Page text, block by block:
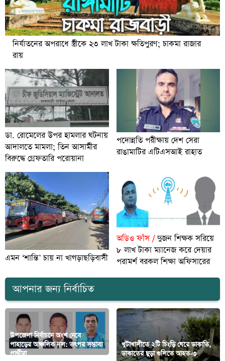
নির্যাতনের অপরাধে স্ত্রীকে ২৩ লাখ টাকা ক্ষতিপুরণ; চাকমা রাজার
রায়
ডা. রোমেলের উপর হামলার ঘটনায়
আদালতে মামলা; তিন আসামীর
বিরুদ্ধে গ্রেফতারি পরোয়ানা
পদোন্নতি পরীক্ষায় দেশ সেরা
রাঙামাটির এটিএসআই রাহাত
এমন ‘শান্তি’ চায় না খাগড়াছড়িবাসী
অডিও ফাঁস /দুজন শিক্ষক সরিয়ে
৮ লাখ টাকা ম্যানেজ করে দেয়ার
পরামর্শ বরকল শিক্ষা অফিসারের
আপনার জন্য নির্বাচিত
উপজেলা নির্বাচনে অংশ নেবে
পাহাড়ের আঞ্চলিক দল: তৎপর সম্ভাব্য
প্রার্থীরা
খুটাখালীতে ২টি চিংড়ি ঘেরে ডাকাতি,
ডাকাতের ছুড়া গুলিতে আহত-৩